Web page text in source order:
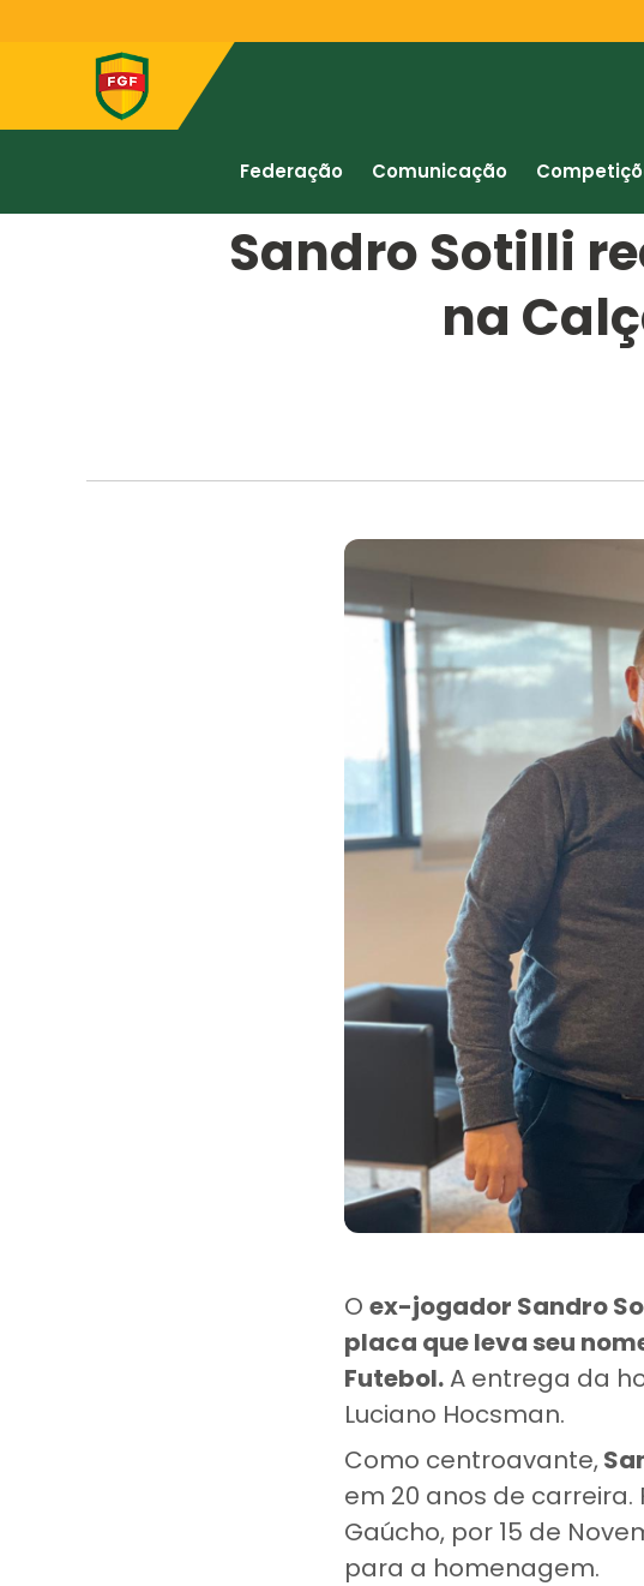
Federação Comunicação
Sandro Sotilli
na
O ex-jogador Sandro
placa que leva seu
Futebol.A entrega da
Luciano Hocsman.
Como centroavante,
em 20 anos de
Gaúcho, por 15 de
para a homenagem.